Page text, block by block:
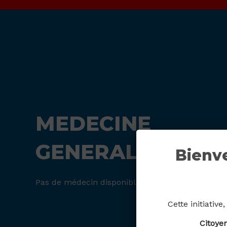
MEDECINE
GENERALE
Pas de médecin disponible ?
Cette